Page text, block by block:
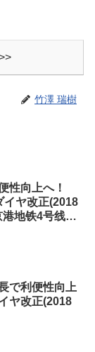
竹澤 瑞樹
性向上へ！
イヤ改正(2018
地铁4号线调
で利便性向上
ヤ改正(2018